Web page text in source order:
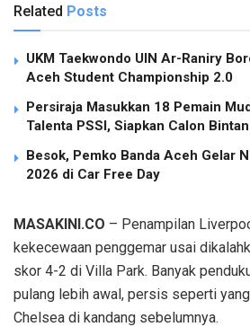
Related Posts
UKM Taekwondo UIN Ar-Raniry
Aceh Student Championship 2.0
Persiraja Masukkan 18 Pemain
Talenta PSSI, Siapkan Calon
Besok, Pemko Banda Aceh Gelar
2026 di Car Free Day
MASAKINI.CO – Penampilan
kekecewaan penggemar usai
skor 4-2 di Villa Park. Banyak
pulang lebih awal, persis seperti
Chelsea di kandang sebelumnya.